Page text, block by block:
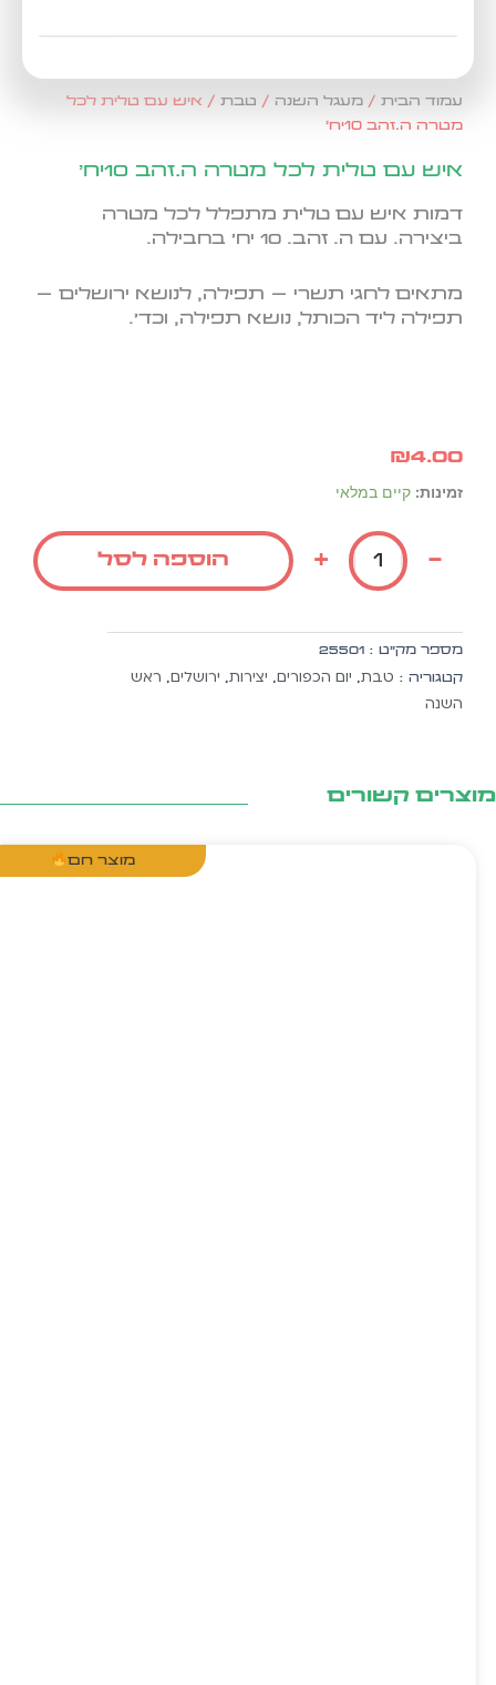
עמוד הבית/מעגל השנה/ טבת/ איש עם טלית לכל
מטרה ה.זהב 10יח'
איש עם טלית לכל מטרה ה.זהב 10יח'
דמות איש עם טלית מתפלל לכל מטרה
ביצירה. עם ה. זהב. 10 יח' בחבילה.
מתאים לחגי תשרי – תפילה, לנושא ירושלים –
תפילה ליד הכותל, נושא תפילה, וכד'.
₪4.00
זמינות: קיים במלאי
כמות
איש
עם
טלית
מטרה
ה.זהב
10יח'
הוספה לסל
מספר מק״ט :25501
קטגוריה : טבת,יום הכפורים,יצירות,ירושלים,ראש
השנה
קשורים
מוצר חם